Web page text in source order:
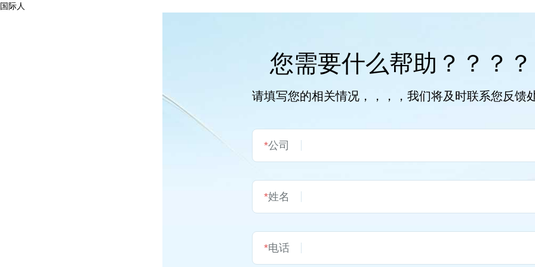
国际人
您需要什么帮助？？？？
请填写您的相关情况，，，，我们将及时联系您反馈
*公司
*姓名
*电话